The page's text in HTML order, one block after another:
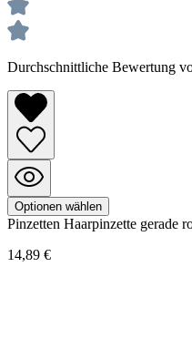
Durchschnittliche Bewertung
Optionen wählen
Pinzetten Haarpinzette gerade
14,89 €